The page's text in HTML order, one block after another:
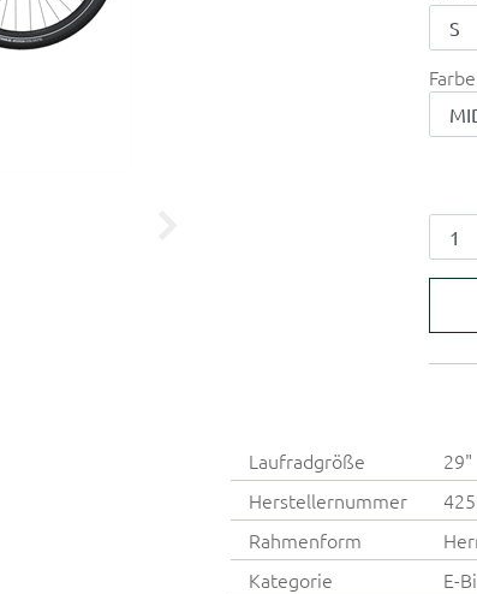
Farbe
Laufradgröße
29"
Herstellernummer
Rahmenform
Kategorie
E-